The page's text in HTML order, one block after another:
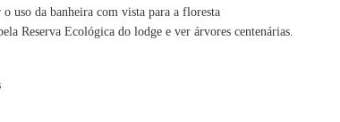
uso da banheira com vista para a floresta
Reserva Ecológica do lodge e ver árvores centenárias.